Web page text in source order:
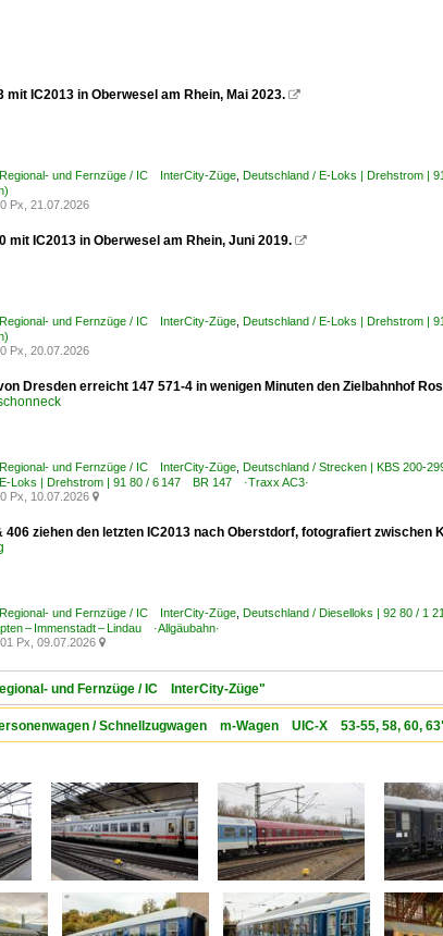
mit IC2013 in Oberwesel am Rhein, Mai 2023. 
und Fernzüge / IC InterCity-Züge Deutschland / E-Loks | Drehstrom |
Px, 21.07.2026
mit IC2013 in Oberwesel am Rhein, Juni 2019. 
und Fernzüge / IC InterCity-Züge Deutschland / E-Loks | Drehstrom |
Px, 20.07.2026
Dresden erreicht 147 571-4 in wenigen Minuten den Zielbahnhof
und Fernzüge / IC InterCity-Züge Deutschland / Strecken | KBS 200-
Loks | Drehstrom | 91 80 / 6 147 BR 147 ·Traxx AC3·
Px, 10.07.2026 
406 ziehen den letzten IC2013 nach Oberstdorf, fotografiert zwischen
und Fernzüge / IC InterCity-Züge Deutschland / Dieselloks | 92 80 / 1
– Immenstadt – Lindau ·Allgäubahn·
Px, 09.07.2026 
und Fernzüge / IC InterCity-Züge"
/ Schnellzugwagen m-Wagen UIC-X 53-55, 58, 60,